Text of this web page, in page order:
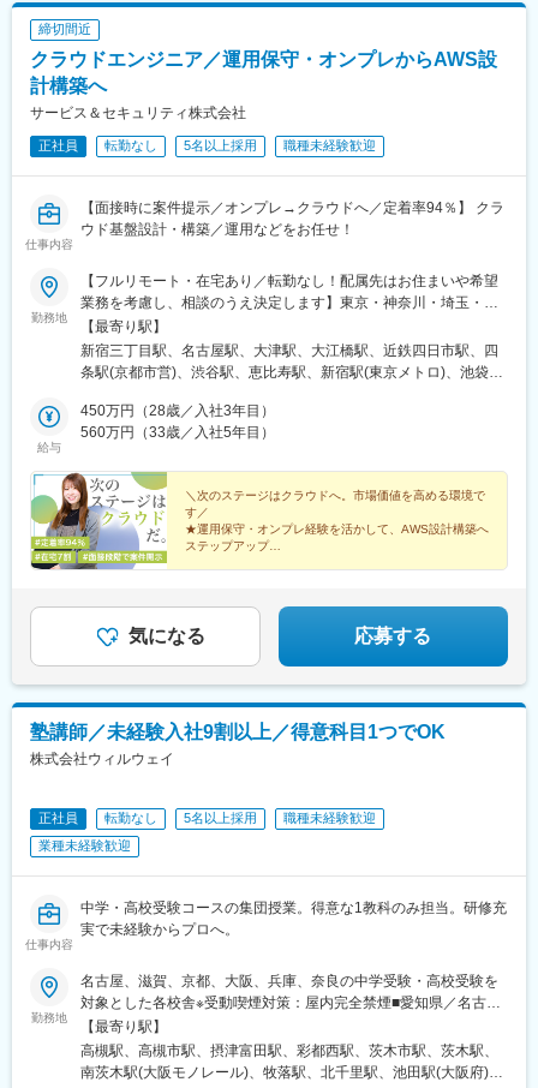
目駅、野江駅、神崎川駅、三条駅(京都府)、七条駅、東福寺駅、西
大路駅、向日町駅、山崎駅(京都府)、神戸駅(兵庫県)、須磨駅、塩
屋駅(兵庫県)、垂水駅、舞子駅、朝霧駅、園田駅、塚口駅(阪急
線)、武庫之荘駅、西宮北口駅、夙川駅、芦屋川駅、岡本駅(兵庫
県)、御影駅(兵庫県・阪急線)、六甲駅、王子公園駅、春日野道駅
(阪急線)、神戸三宮駅(阪急・神戸高速)、武庫川駅、甲子園駅、芦
屋駅(阪神線)、住吉駅(兵庫県・阪神線)、八事駅、京阪山科駅、竹
田駅(京都府)、京都河原町駅、烏丸御池駅、出町柳駅、二条駅、西
草津駅(滋賀県)、石山駅、彦根駅、大津京駅、奈良駅、大和西大寺
駅、代々木駅、近鉄名古屋駅、上栄町駅、渡辺橋駅、代官山駅、
前駅、末広町駅(東京都)、神保町駅、宝町駅(東京都)、三越前駅、
新富町駅(東京都)、銀座駅、中野富士見町駅、新大塚駅、稲荷町駅
(東京都)、越中島駅、新豊洲駅、東京国際クルーズターミナル駅、
西日暮里駅(舎人ライナー)、柴崎駅、府中本町駅、新高島駅、伊勢
佐木長者町駅、鹿島田駅、富士見町駅(神奈川県)、名鉄名古屋駅、
母駅、豊川稲荷駅、駅前大通駅、知多半田駅、福井駅、九条駅(京
都府)、五条駅(京都市営)、梅小路京都西駅、墨染駅、洛西口駅、
駅(地下鉄)、野田阪神駅、天王寺駅前駅、ドーム前駅、西三荘駅、
千里中央駅(大阪モノレール)、吹田駅(阪急線)、山陽明石駅、阪神
国道駅、岩屋駅(兵庫県)、三宮駅(神戸新交通)、三田本町駅、あす
なろう四日市駅、玉川駅(大阪府)、ＪＲ野江駅、阿倍野駅(阪堺
線)、南田辺駅、針中野駅、今宮戎駅、新今宮駅前駅、松虫駅、鶴
屋駅、塚西駅、聖天坂駅、宮之阪駅、三条京阪駅、鳥羽街道駅、
東向日駅、ハーバーランド駅、山陽須磨駅、山陽垂水駅、舞子公
園駅、香櫨園駅、芦屋駅(東海道本線)、六甲道駅、摩耶駅、三宮駅
院駅、山科駅、くいな橋駅、丸太町駅(京都市営)、西院駅(京福
線)、近鉄丹波橋駅、六地蔵駅(奈良線)、京阪石山駅、京阪大津京
駅、新宿駅、国際センター駅、島ノ関駅、溜池山王駅、高輪台
駅、虎ノ門駅、永田町駅、岩本町駅、九段下駅、茅場町駅、銀座
駅、日本大通り駅、矢場町駅、池下駅、札木駅、新福井駅、東寺
駅、福島駅(大阪府・阪神線)、なんば駅(南海線)、南方駅(大阪
府)、桜川駅(大阪府)、大阪阿部野橋駅、今川駅(大阪府)、今宮駅、
新今宮駅、今船駅、粉浜駅、京都市役所前駅、高速神戸駅、須磨
宮駅、西大路三条駅、桃山御陵前駅、六地蔵駅(京阪線)、粟津駅
(滋賀県)、近江神宮前駅
県)、南草津駅、栗東駅、京都駅、烏丸駅、丹波口駅、伏見駅(京都
府)、桂川駅(京都府)、祇園四条駅、長岡京駅、大阪駅、大河原駅
(京都府)、大阪梅田駅(阪急線)、梅田駅(地下鉄)、天神橋筋六丁目
駅、北新地駅、西梅田駅、中之島駅、中津駅(地下鉄)、淀屋橋駅、
北浜駅(大阪府)、大阪難波駅、心斎橋駅、長堀橋駅、谷町四丁目
駅(阪神線)、天王寺駅、大阪上本町駅、大正駅(大阪府)、西長堀
海道本線)、北千里駅、河内松原駅、守口市駅、堺東駅、高槻駅、
茨木駅、茨木市駅、明石駅、尼崎駅(東海道本線)、西宮駅(ＪＲ
駅(大阪環状線)、弁天町駅、寺田町駅、桃谷駅、鶴橋駅、玉造駅、
森ノ宮駅、大阪城公園駅、桜ノ宮駅、天満駅、守口駅、太子橋今
市駅、千林大宮駅、関目高殿駅、野江内代駅、都島駅、南森町
駅、天満橋駅、谷町六丁目駅、谷町九丁目駅、四天王寺前夕陽ケ
丘駅、阿倍野駅(地下鉄)、田辺駅(大阪府)、駒川中野駅、平野駅(関
国駅、西中島南方駅、中津駅(大阪府・阪急線)、大国町駅、動物園
前駅、昭和町駅(大阪府)、西田辺駅、長居駅(阪和線)、あびこ駅、
駅、大阪ビジネスパーク駅、蒲生四丁目駅、今福鶴見駅、横堤
駅、鶴見緑地駅、コスモスクエア駅、大阪港駅、九条駅(大阪府)、
阿波座駅、緑橋駅、深江橋駅、高井田駅(地下鉄)、長田駅(大阪
府)、今里駅(地下鉄)、新深江駅、小路駅、北巽駅、南巽駅、井高
野駅、瑞光四丁目駅、だいどう豊里駅、清水駅(大阪府)、新森古市
大阪天満宮駅、新福島駅、海老江駅、御幣島駅、加島駅、淀川
駅、姫島駅、千船駅、樟葉駅、牧野駅(大阪府)、御殿山駅、枚方市
駅、光善寺駅、香里園駅、寝屋川市駅、萱島駅、大和田駅(大阪
府)、古川橋駅、土居駅(大阪府)、滝井駅、千林駅、森小路駅、関
目駅、野江駅、神崎川駅、三条駅(京都府)、七条駅、東福寺駅、西
大路駅、向日町駅、山崎駅(京都府)、神戸駅(兵庫県)、須磨駅、塩
屋駅(兵庫県)、垂水駅、舞子駅、朝霧駅、園田駅、塚口駅(阪急
(阪急線)、神戸三宮駅(阪急・神戸高速)、武庫川駅、甲子園駅、芦
屋駅(阪神線)、住吉駅(兵庫県・阪神線)、八事駅、京阪山科駅、竹
田駅(京都府)、京都河原町駅、烏丸御池駅、出町柳駅、二条駅、西
草津駅(滋賀県)、石山駅、彦根駅、大津京駅、奈良駅、大和西大寺
駅、代々木駅、近鉄名古屋駅、上栄町駅、渡辺橋駅、代官山駅、
前駅、末広町駅(東京都)、神保町駅、宝町駅(東京都)、三越前駅、
新富町駅(東京都)、銀座駅、中野富士見町駅、新大塚駅、稲荷町駅
(東京都)、越中島駅、新豊洲駅、東京国際クルーズターミナル駅、
西日暮里駅(舎人ライナー)、柴崎駅、府中本町駅、新高島駅、伊勢
佐木長者町駅、鹿島田駅、富士見町駅(神奈川県)、名鉄名古屋駅、
締切間近
クラウドエンジニア／運用保守・オンプレからAWS設
計構築へ
サービス＆セキュリティ株式会社
正社員 転勤なし 5名以上採用 職種未経験歓迎
仕事内容
【面接時に案件提示／オンプレ→クラウドへ／定着率94％】 クラ
ウド基盤設計・構築／運用などをお任せ！
勤務地
【フルリモート・在宅あり／転勤なし！配属先はお住まいや希望
業務を考慮し、相談のうえ決定します】東京・神奈川・埼玉・千
葉・大阪・兵庫・京都・滋賀・愛知・岐阜・三重・福井の各プロ
ジェクト先※リモート（在宅勤務）が全体の7割。フルリモートも
あります。※U・Ｉターン歓迎！引っ越し費用は全額負担。※転勤
り）【プロジェクトエリア】■本社・東京支社／東京都渋谷区千駄
ヶ谷5丁目31番11号 住友不動産新宿南口ビル 16階⇒東京23区内
中之島セントラルタワー24階⇒大阪を中心に兵庫（神戸市）■京
都支社／京都市中京区烏丸通四条上ル笋町688 第15長谷ビル4階
⇒京都■大津支社／滋賀県大津市末広町1-1 日本生命大津ビル6階
⇒滋賀■名古屋支社／愛知県名古屋市中村区名駅2-38-2 オーキッ
ドビル2階⇒名古屋市内を中心とした愛知・岐阜・福井（福井市）
⇒三重（四日市）
【最寄り駅】
新宿三丁目駅、名古屋駅、大津駅、大江橋駅、近鉄四日市駅、四
条駅(京都市営)、渋谷駅、恵比寿駅、新宿駅(東京メトロ)、池袋
イド駅、天王洲アイル駅、大崎駅、内幸町駅、大手町駅(東京都)、
御茶ノ水駅、麹町駅、半蔵門駅、市ケ谷駅、東京駅、秋葉原駅、
駅、東銀座駅、京橋駅(東京都)、中野新橋駅、中野駅(東京都)、護
国寺駅、上野駅、門前仲町駅、木場駅(東京都)、豊洲駅、東京テレ
ポート駅、西日暮里駅、板橋区役所前駅、多摩センター駅、京王
永山駅、八王子駅、国領駅、府中駅(東京都)、三鷹駅、横浜駅、み
なとみらい駅、桜木町駅、関内駅、鶴見駅、保土ケ谷駅、川崎
ニュータウン中央駅、大曽根駅、岩塚駅、金山駅(愛知県)、久屋大
通駅、伏見駅(愛知県)、丸の内駅(愛知県)、栄駅(愛知県)、今池駅
県)、南草津駅、栗東駅、京都駅、烏丸駅、丹波口駅、伏見駅(京都
府)、桂川駅(京都府)、祇園四条駅、長岡京駅、大阪駅、大河原駅
(京都府)、大阪梅田駅(阪急線)、梅田駅(地下鉄)、天神橋筋六丁目
北浜駅(大阪府)、大阪難波駅、心斎橋駅、長堀橋駅、谷町四丁目
駅、本町駅、堺筋本町駅、ＪＲ難波駅、新大阪駅、十三駅、野田
駅(阪神線)、天王寺駅、大阪上本町駅、大正駅(大阪府)、西長堀
海道本線)、北千里駅、河内松原駅、守口市駅、堺東駅、高槻駅、
茨木駅、茨木市駅、明石駅、尼崎駅(東海道本線)、西宮駅(ＪＲ
駅(大阪環状線)、弁天町駅、寺田町駅、桃谷駅、鶴橋駅、玉造駅、
森ノ宮駅、大阪城公園駅、桜ノ宮駅、天満駅、守口駅、太子橋今
市駅、千林大宮駅、関目高殿駅、野江内代駅、都島駅、南森町
駅、天満橋駅、谷町六丁目駅、谷町九丁目駅、四天王寺前夕陽ケ
丘駅、阿倍野駅(地下鉄)、田辺駅(大阪府)、駒川中野駅、平野駅(関
給与
450万円（28歳／入社3年目）
560万円（33歳／入社5年目）
＼次のステージはクラウドへ。市場価値を高める環境で
す／
★運用保守・オンプレ経験を活かして、AWS設計構築へ
ステップアップ
気になる 応募する
塾講師／未経験入社9割以上／得意科目1つでOK
株式会社ウィルウェイ
正社員 転勤なし 5名以上採用
職種未経験歓迎
業種未経験歓迎
仕事内容
中学・高校受験コースの集団授業。得意な1教科のみ担当。研修充
実で未経験からプロへ。
勤務地
名古屋、滋賀、京都、大阪、兵庫、奈良の中学受験・高校受験を
対象とした各校舎※受動喫煙対策：屋内完全禁煙■愛知県／名古屋
市■滋賀県／近江八幡市／栗東市／守山市／草津市／大津市■京都
府／宇治市／京田辺市／京都市／相楽郡／長岡京市／木津川市■大
阪府／茨木市／河内長野市／岸和田市／交野市／高槻市／堺市／
【最寄り駅】
高槻駅、高槻市駅、摂津富田駅、彩都西駅、茨木市駅、茨木駅、
南茨木駅(大阪モノレール)、牧落駅、北千里駅、池田駅(大阪府)、